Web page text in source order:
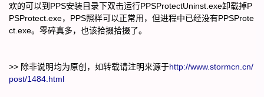
欢的可以到PPS安装目录下双击运行PPSProtectUninst.exe卸载掉P
PSProtect.exe，PPS照样可以正常用，但进程中已经没有PPSProte
ct.exe。零碎真多，也该拾掇拾掇了。
>> 除非说明均为原创，如转载请注明来源于http://www.stormcn.cn/
post/1484.html